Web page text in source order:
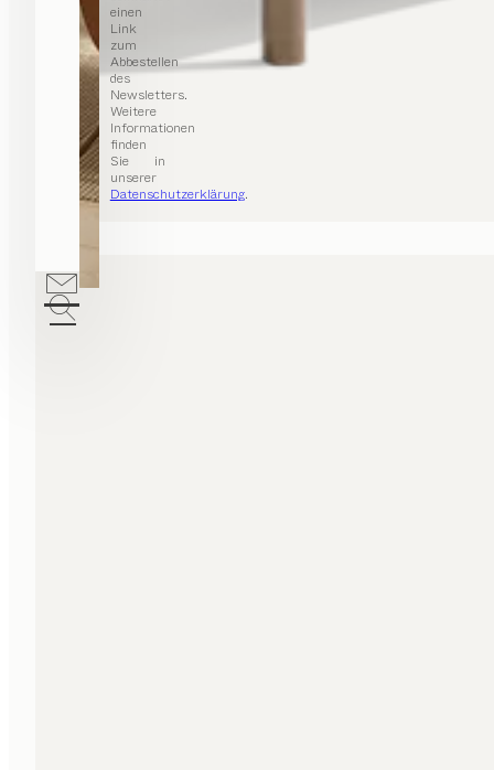
einen
Link
zum
Abbestellen
des
Newsletters.
Weitere
Informationen
finden
Sie in
unserer
Datenschutzerklärung.